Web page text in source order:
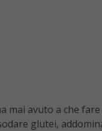
mai avuto a che
glutei,